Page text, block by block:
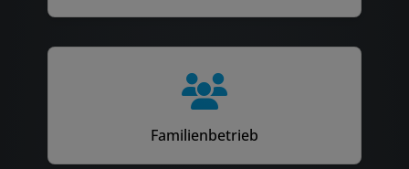
Familienbetrieb